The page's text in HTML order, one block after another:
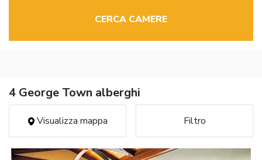
CERCA CAMERE
4 George Town alberghi
Visualizza mappa Filtro